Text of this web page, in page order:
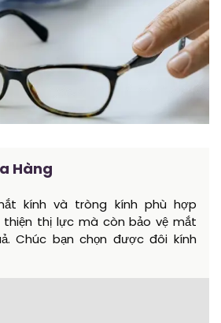
Hàng
kính và tròng kính phù hợp
thiện thị lực mà còn bảo vệ mắt
Chúc bạn chọn được đôi kính